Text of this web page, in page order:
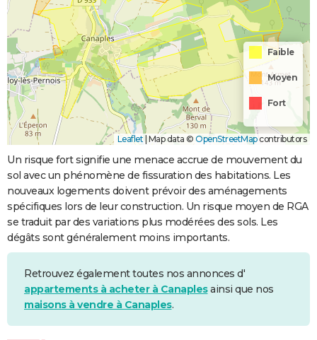
Faible
Moyen
Fort
Leaflet Map data © OpenStreetMapcontributors
Un risque fort signifie une menace accrue de mouvement du
sol avec un phénomène de fissuration des habitations. Les
nouveaux logements doivent prévoir des aménagements
spécifiques lors de leur construction. Un risque moyen de RGA
se traduit par des variations plus modérées des sols. Les
dégâts sont généralement moins importants.
Retrouvez également toutes nos annonces d'
appartements à acheter à Canaplesainsi que nos
maisons à vendre à Canaples.